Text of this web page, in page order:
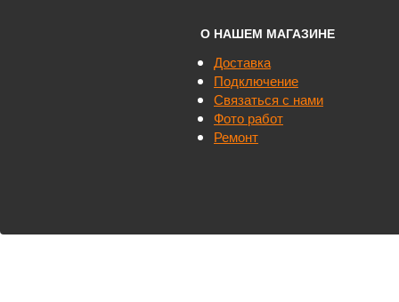
О НАШЕМ МАГАЗИНЕ
Доставка
Подключение
Связаться с нами
Фото работ
Ремонт